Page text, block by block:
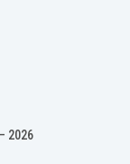
2026